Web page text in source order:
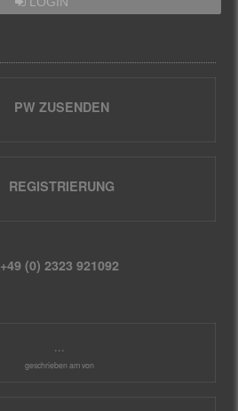
PW ZUSENDEN
REGISTRIERUNG
+49 (0) 2323 921092
...
geschrieben am von